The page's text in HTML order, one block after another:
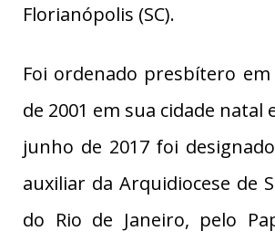
Florianópolis (SC).
Foi ordenado presbítero
de 2001 em sua cidade natal
junho de 2017 foi
auxiliar da Arquidiocese de
do Rio de Janeiro, pelo